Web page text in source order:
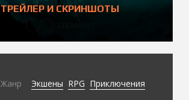
ТРЕЙЛЕР И СКРИНШОТЫ
Жанр Экшены RPG Приключения